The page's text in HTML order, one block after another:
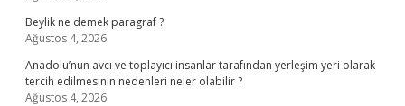
Beylik ne demek paragraf ?
Ağustos 4, 2026
Anadolu’nun avcı ve toplayıcı insanlar tarafından yerleşim yeri olarak
tercih edilmesinin nedenleri neler olabilir ?
Ağustos 4, 2026